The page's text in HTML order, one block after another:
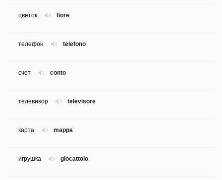
fiore
цветок
telefono
телефон
conto
счет
televisore
телевизор
mappa
карта
giocattolo
игрушка